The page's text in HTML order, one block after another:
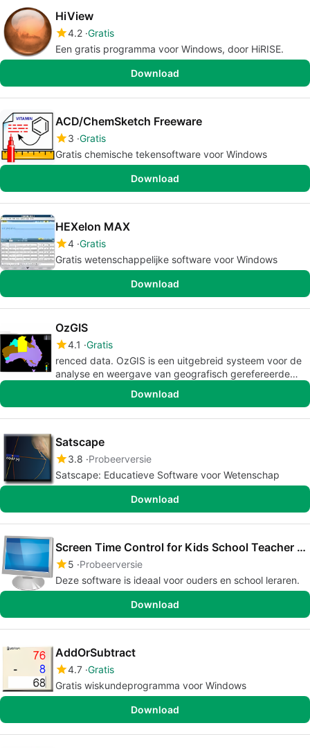
HiView
4.2 Gratis
Een gratis programma voor Windows, door HiRISE.
Download
ACD/ChemSketch Freeware
3 Gratis
Gratis chemische tekensoftware voor Windows
Download
HEXelon MAX
4 Gratis
Gratis wetenschappelijke software voor Windows
Download
OzGIS
4.1 Gratis
renced data. OzGIS is een uitgebreid systeem voor de
analyse en weergave van geografisch gerefereerde
Download
Satscape
3.8 Probeerversie
Satscape: Educatieve Software voor Wetenschap
Download
Screen Time Control for Kids School Teacher Edition
5 Probeerversie
Deze software is ideaal voor ouders en school leraren.
Download
AddOrSubtract
4.7 Gratis
Gratis wiskundeprogramma voor Windows
Download